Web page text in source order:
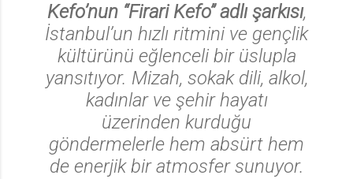
Kefo’nun “Firari Kefo” adlı şarkısı,
İstanbul’un hızlı ritmini ve gençlik
kültürünü eğlenceli bir üslupla
yansıtıyor. Mizah, sokak dili, alkol,
kadınlar ve şehir hayatı
üzerinden kurduğu
göndermelerle hem absürt hem
de enerjik bir atmosfer sunuyor.